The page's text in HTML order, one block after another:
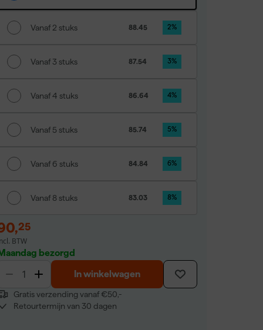
Vanaf 2 stuks 88.45 2%
Vanaf 3 stuks 87.54 3%
Vanaf 4 stuks 86.64 4%
Vanaf 5 stuks 85.74 5%
Vanaf 6 stuks 84.84 6%
Vanaf 8 stuks 83.03 8%
,25
BTW
bezorgd
In winkelwagen
Gratis verzending vanaf €50,-
Retourtermijn van 30 dagen